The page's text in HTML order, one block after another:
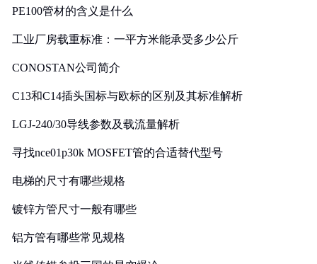
PE100管材的含义是什么
工业厂房载重标准：一平方米能承受多少公斤
CONOSTAN公司简介
C13和C14插头国标与欧标的区别及其标准解析
LGJ-240/30导线参数及载流量解析
寻找nce01p30k MOSFET管的合适替代型号
电梯的尺寸有哪些规格
镀锌方管尺寸一般有哪些
铝方管有哪些常见规格